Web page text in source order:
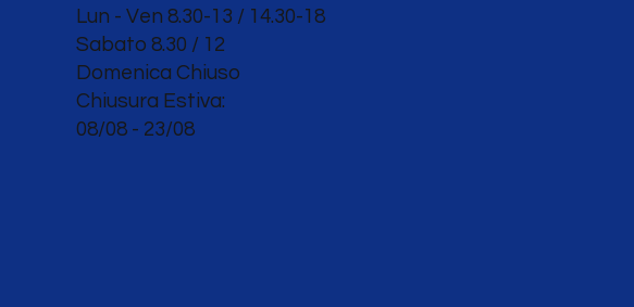
Lun - Ven 8.30-13 / 14.30-18
Sabato 8.30 / 12
Domenica Chiuso
Chiusura Estiva:
08/08 - 23/08